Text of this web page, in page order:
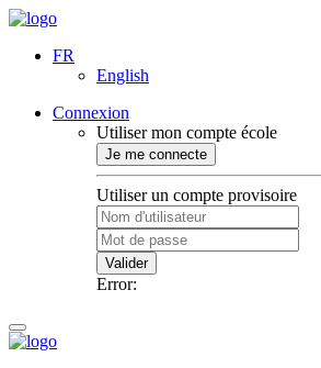
FR
English
Connexion
Utiliser mon compte école
Je me connecte
Utiliser un compte provisoire
Valider
Error: